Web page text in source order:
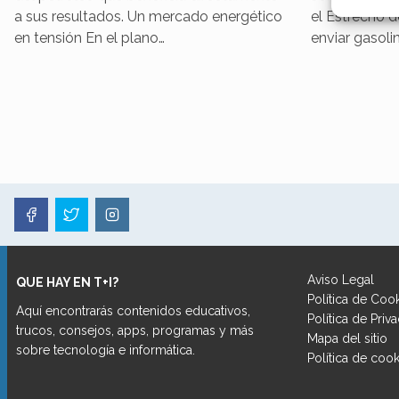
fallos,
a sus resultados. Un mercado energético
en tensión En el plano…
el Estrecho
enviar
QUE HAY EN T+I?
Aquí encontrarás contenidos educativos,
trucos, consejos, apps, programas y más
sobre tecnología e informática.
Aviso Legal
Política de
Política de
Mapa del sitio
Política de